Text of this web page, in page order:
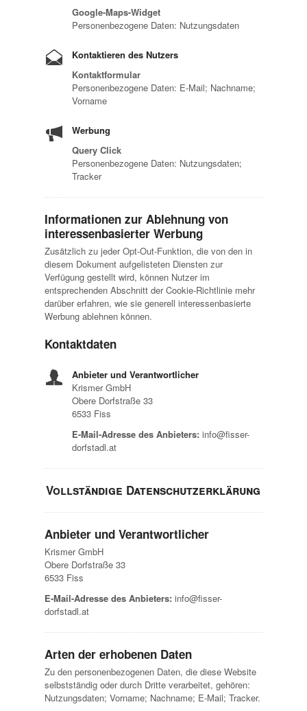
Google-Maps-Widget
Personenbezogene Daten: Nutzungsdaten
Kontaktieren des Nutzers
Kontaktformular
Personenbezogene Daten: E-Mail; Nachname;
Vorname
Werbung
Query Click
Personenbezogene Daten: Nutzungsdaten;
Tracker
Informationen zur Ablehnung von
interessenbasierter Werbung
Zusätzlich zu jeder Opt-Out-Funktion, die von den in
diesem Dokument aufgelisteten Diensten zur
Verfügung gestellt wird, können Nutzer im
entsprechenden Abschnitt der Cookie-Richtlinie mehr
darüber erfahren, wie sie generell interessenbasierte
Werbung ablehnen können.
Kontaktdaten
Anbieter und Verantwortlicher
Krismer GmbH
Obere Dorfstraße 33
6533 Fiss
E-Mail-Adresse des Anbieters: info@fisser-
dorfstadl.at
Vollständige Datenschutzerklärung
Anbieter und Verantwortlicher
Krismer GmbH
Obere Dorfstraße 33
6533 Fiss
E-Mail-Adresse des Anbieters: info@fisser-
dorfstadl.at
Arten der erhobenen Daten
Zu den personenbezogenen Daten, die diese Website
selbstständig oder durch Dritte verarbeitet, gehören:
Nutzungsdaten; Vorname; Nachname; E-Mail; Tracker.